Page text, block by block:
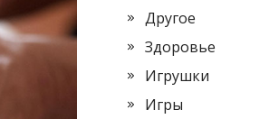
Другое
Здоровье
Игрушки
Игры